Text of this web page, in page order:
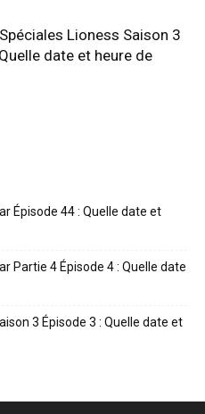
Lioness Saison 3
date et heure de
Épisode 44 : Quelle date et
Partie 4 Épisode 4 : Quelle date
3 Épisode 3 : Quelle date et